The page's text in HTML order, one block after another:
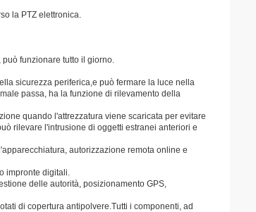
la PTZ elettronica.
funzionare tutto il giorno.
sicurezza periferica,e può fermare la luce nella
passa, ha la funzione di rilevamento della
quando l'attrezzatura viene scaricata per evitare
rilevare l'intrusione di oggetti estranei anteriori e
autorizzazione remota online e
impronte digitali.
delle autorità, posizionamento GPS,
di copertura antipolvere.Tutti i componenti, ad